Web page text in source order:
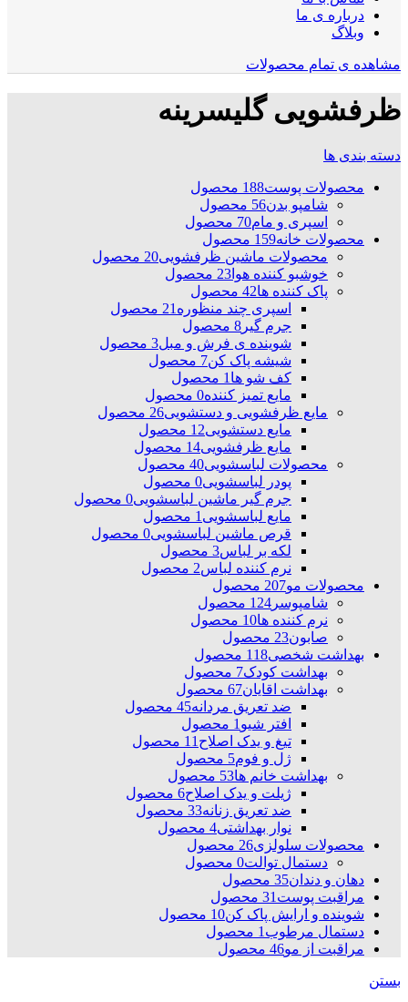
درباره ی ما
وبلاگ
مشاهده ی تمام محصولات
ظرفشویی گلیسرینه
دسته بندی ها
محصولات پوست188 محصول
شامپو بدن56 محصول
اسپری و مام70 محصول
محصولات خانه159 محصول
محصولات ماشین ظرفشویی20 محصول
خوشبو کننده هوا 23 محصول
پاک کننده ها42 محصول
اسپری چند منظوره21 محصول
جرم گیر 8 محصول
شوینده ی فرش و مبل3 محصول
شیشه پاک کن7 محصول
کف شو ها1 محصول
مایع تمیز کننده0 محصول
مایع ظرفشویی و دستشویی26 محصول
مایع دستشویی12 محصول
مایع ظرفشویی14 محصول
محصولات لباسشویی40 محصول
پودر لباسشویی0 محصول
جرم گیر ماشین لباسشویی0 محصول
مایع لباسشویی1 محصول
قرص ماشین لباسشویی0 محصول
لکه بر لباس3 محصول
نرم کننده لباس2 محصول
محصولات مو207 محصول
شامپوسر 124 محصول
نرم کننده ها10 محصول
صابون23 محصول
بهداشت شخصی118 محصول
بهداشت کودک7 محصول
بهداشت اقایان67 محصول
ضد تعریق مردانه45 محصول
افتر شیو1 محصول
تیغ و یدک اصلاح11 محصول
ژل و فوم5 محصول
بهداشت خانم ها53 محصول
ژیلت و یدک اصلاح6 محصول
ضد تعریق زنانه33 محصول
نوار بهداشتی4 محصول
محصولات سلولزی26 محصول
دستمال توالت0 محصول
دهان و دندان35 محصول
مراقبت پوست31 محصول
شوینده و ارایش پاک کن10 محصول
دستمال مرطوب1 محصول
مراقبت از مو46 محصول
بستن